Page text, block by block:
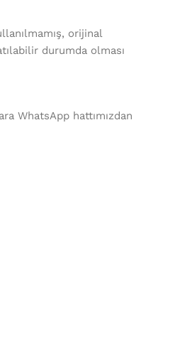
orijinal
durumda olması
WhatsApp hattımızdan